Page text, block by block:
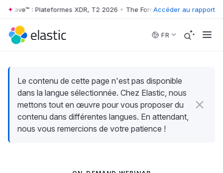
Skip to main content
Wave™ : Plateformes XDR, T2 2026 • The Forrester Wave™ :
Accéder au rapport
FR
Le contenu de cette page n'est pas disponible
dans la langue sélectionnée. Chez Elastic, nous
mettons tout en œuvre pour vous proposer du
contenu dans différentes langues. En attendant,
nous vous remercions de votre patience !